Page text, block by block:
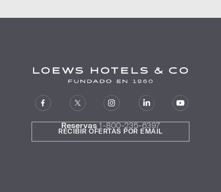
Reservas 1-800-235-6397
RECIBIR OFERTAS POR EMAIL